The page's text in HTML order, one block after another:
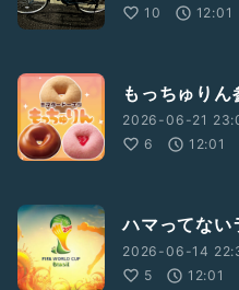
10
12:01
もっちゅり
2026-06-21
6
12:01
ハマってな
2026-06-14
5
12:01